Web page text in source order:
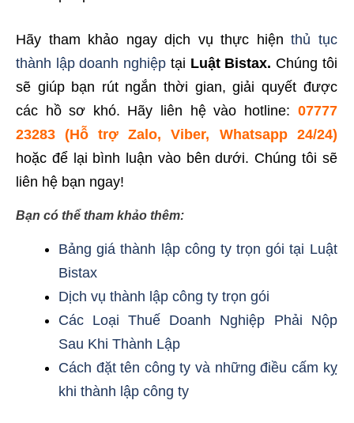
Hãy tham khảo ngay dịch vụ thực hiệnthủ tục
thành lập doanh nghiệp tại Luật Bistax. Chúng tôi
sẽ giúp bạn rút ngắn thời gian, giải quyết được
các hồ sơ khó. Hãy liên hệ vào hotline: 07777
23283 (Hỗ trợ Zalo, Viber, Whatsapp 24/24)
hoặc để lại bình luận vào bên dưới. Chúng tôi sẽ
liên hệ bạn ngay!
Bạn có thể tham khảo thêm:
Bảng giá thành lập công ty trọn gói tại Luật
Bistax
Dịch vụ thành lập công ty trọn gói
Các Loại Thuế Doanh Nghiệp Phải Nộp
Sau Khi Thành Lập
Cách đặt tên công ty và những điều cấm kỵ
khi thành lập công ty